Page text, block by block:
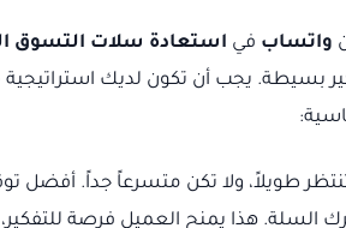
واتساب في استعادة سلات التسوق
بسيطة. يجب أن تكون لديك
السلة. هذا يمنح العميل فرصة